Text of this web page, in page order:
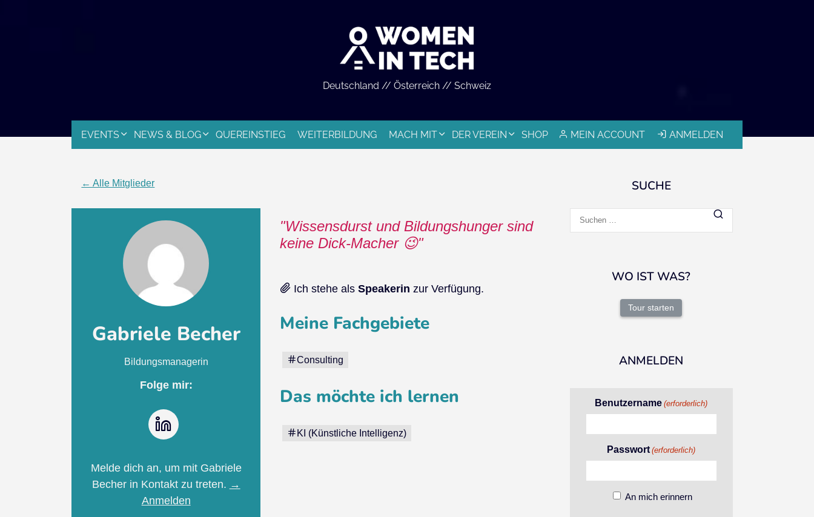
Deutschland // Österreich // Schweiz
MEIN ACCOUNT ANMELDEN
EVENTS NEWS & BLOG QUEREINSTIEG WEITERBILDUNG MACH MIT DER VEREIN SHOP
← Alle Mitglieder
Gabriele Becher
Bildungsmanagerin
Folge mir:
Melde dich an, um mit Gabriele
Becher in Kontakt zu treten. →
Anmelden
Wissensdurst und Bildungshunger sind
keine Dick-Macher 😉
Ich stehe als Speakerin zur Verfügung.
Meine Fachgebiete
Consulting
Das möchte ich lernen
KI (Künstliche Intelligenz)
SUCHE
nach:
WO IST WAS?
Tour starten
ANMELDEN
Benutzername (erforderlich)
Passwort (erforderlich)
An mich erinnern